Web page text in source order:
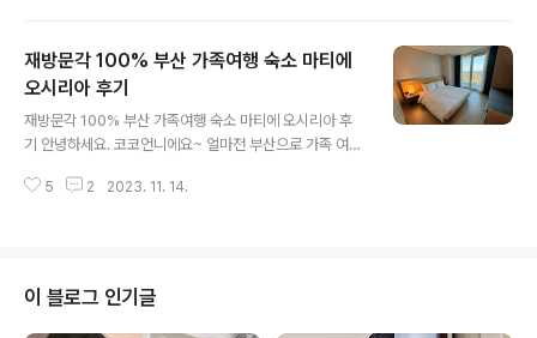
인이고요. 박나래님이 너무 맛있게 드셔서 박나래피자로도
불려요. 저는 반반피자 라지사이즈. 바질 마스카포네 뇨끼
피자랑 콰트로 치즈 피자를 선택했고요. 엣지를 통치즈크
러스트로 업그레이드 했어요. 바질 마스카포네 뇨끼 피자
는 노모어피자의 시그니처 메뉴로 저도 맛이 정말 궁금했
어요. 피자 토핑이 워낙 다양하다지만 뇨끼는 처음이었거
재방문각 100% 부산 가족여행 숙소 마티에
오시리아 후기
재방문각 100% 부산 가족여행 숙소 마티에 오시리아 후
기 안녕하세요. 코코언니에요~ 얼마전 부산으로 가족 여행
르는데요. 이번 여행에서 정말 만족스러웠던 마티에 오시
선택했어요. 저희 가족은 마티에 오시리아 스위트룸에 묵
었고요. 오션뷰는 아니었어요. 오픈한지 얼마 안되서 그런
5 2 2023. 11. 14.
이 블로그 인기글